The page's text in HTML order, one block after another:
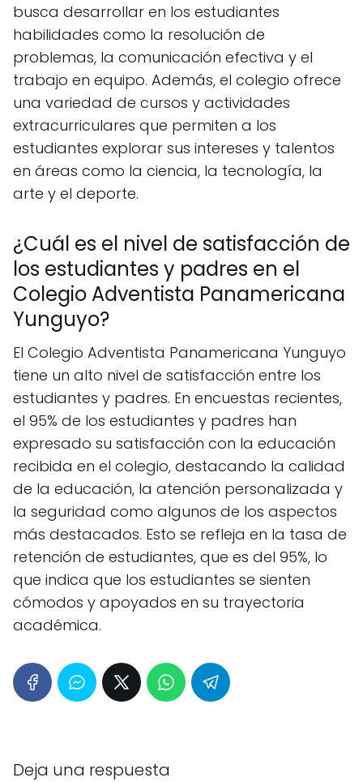
busca desarrollar en los estudiantes
habilidades como la resolución de
problemas, la comunicación efectiva y el
trabajo en equipo. Además, el colegio ofrece
una variedad de cursos y actividades
extracurriculares que permiten a los
estudiantes explorar sus intereses y talentos
en áreas como la ciencia, la tecnología, la
arte y el deporte.
¿Cuál es el nivel de satisfacción de
los estudiantes y padres en el
Colegio Adventista Panamericana
Yunguyo?
El Colegio Adventista Panamericana Yunguyo
tiene un alto nivel de satisfacción entre los
estudiantes y padres. En encuestas recientes,
el 95% de los estudiantes y padres han
expresado su satisfacción con la educación
recibida en el colegio, destacando la calidad
de la educación, la atención personalizada y
la seguridad como algunos de los aspectos
más destacados. Esto se refleja en la tasa de
retención de estudiantes, que es del 95%, lo
que indica que los estudiantes se sienten
cómodos y apoyados en su trayectoria
académica.
Deja una respuesta